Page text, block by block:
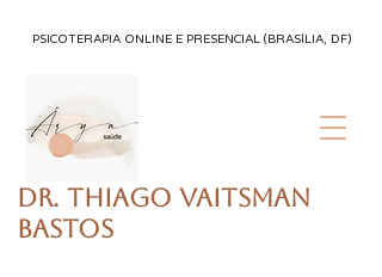
PSICOTERAPIA ONLINE E PRESENCIAL (BRASÍLIA, DF)
Dr. Thiago Vaitsman
Bastos